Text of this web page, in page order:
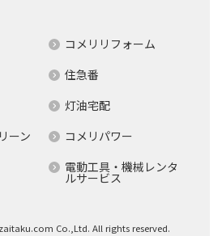
コメリリフォーム
住急番
灯油宅配
ーン
コメリパワー
電動工具・機械レンタ
ルサービス
Co.,Ltd. All rights reserved.